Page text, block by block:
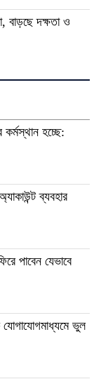
বাড়ছে দক্ষতা ও
কর্মস্থান হচ্ছে:
ব্যবহার
পাবেন যেভাবে
যোগাযোগমাধ্যমে ভুল